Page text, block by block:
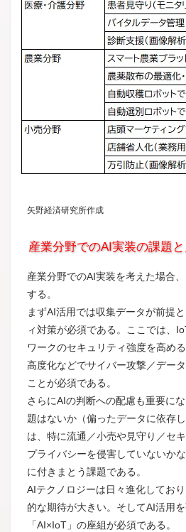
矢野経済研究所作成
産業分野でのAI実装の課題
産業分野でのAI実装を考えた場合
する。
まずAI活用では収集データが前提
ィ対策が必須である。ここでは、
ワークのセキュリティ強度を高め
高度化などでサイバー攻撃／デー
ことが必須である。
さらにAIの判断への配慮も重要に
題はないか（偏ったデータに依存
は、特に流通／小売や見守り／セ
プライバシーを侵害していないか
に付きまとう課題である。
AIテクノロジーは日々進化してお
的な期待が大きい。そしてAI活用を
「AI×IoT」の座組が必須である。